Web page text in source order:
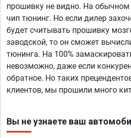
прошивку не видно. На
чип тюнинг. Но если дилер
будет считывать прошивку
заводской, то он сможет
тюнинга. На 100%
невозможно, даже если
обратное. Но таких
клиентов, мы прошили много
Вы не узнаете ваш